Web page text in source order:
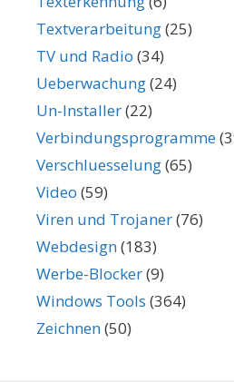
Textverarbeitung(25)
TV und Radio (34)
Ueberwachung(24)
Un-Installer(22)
Verbindungsprogramme
Verschluesselung(65)
Video (59)
Viren und Trojaner(76)
Webdesign(183)
Werbe-Blocker(9)
Windows Tools (364)
Zeichnen(50)